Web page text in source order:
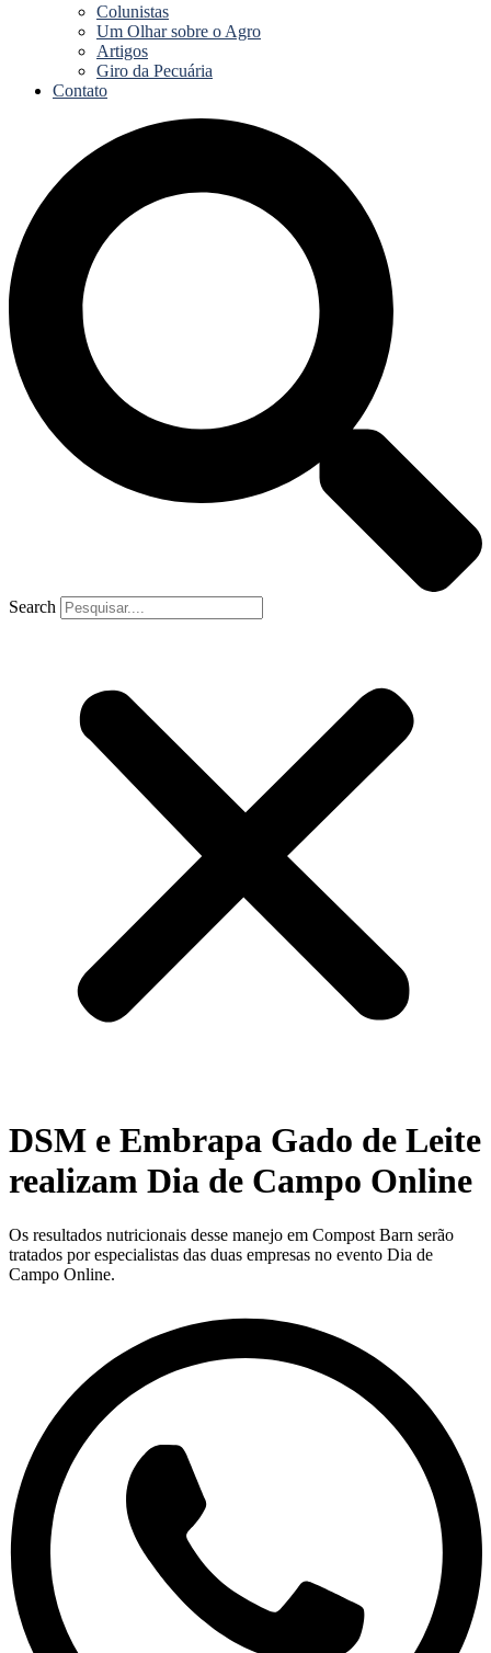
Colunistas
Um Olhar sobre o Agro
Artigos
Giro da Pecuária
Contato
Search
DSM e Embrapa Gado de Leite
realizam Dia de Campo Online
Os resultados nutricionais desse manejo em Compost Barn serão
tratados por especialistas das duas empresas no evento Dia de
Campo Online.